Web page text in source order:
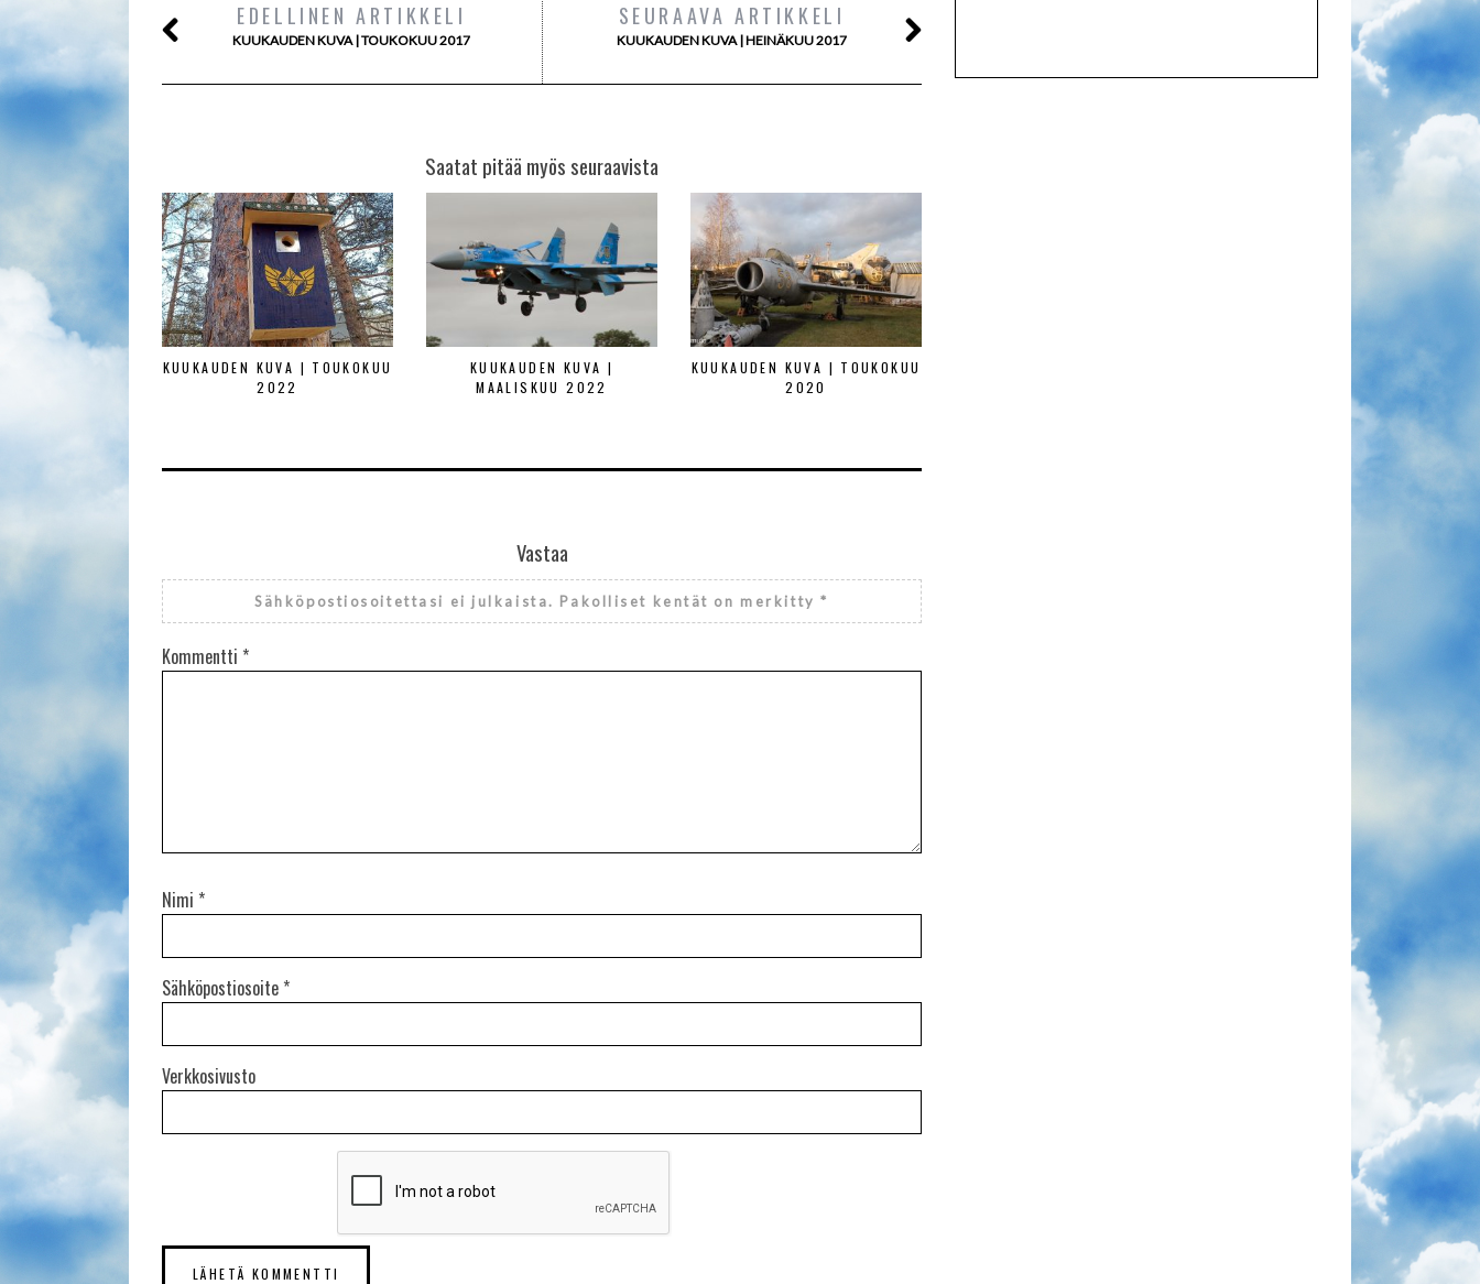
EDELLINEN ARTIKKELI
KUUKAUDEN KUVA | TOUKOKUU 2017
SEURAAVA ARTIKKELI
KUUKAUDEN KUVA | HEINÄKUU 2017
Saatat pitää myös seuraavista
KUUKAUDEN KUVA | TOUKOKUU
2022
KUUKAUDEN KUVA |
MAALISKUU 2022
KUUKAUDEN KUVA | TOUKOKUU
2020
Vastaa
Sähköpostiosoitettasi ei julkaista. Pakolliset kentät on merkitty*
Kommentti *
Nimi *
Sähköpostiosoite *
Verkkosivusto